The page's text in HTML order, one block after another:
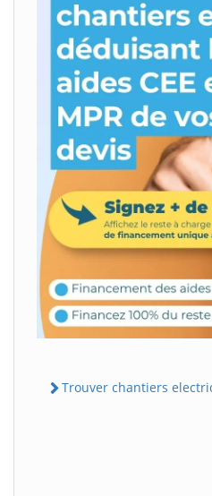
Trouver chantiers